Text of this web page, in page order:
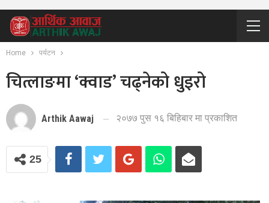
Home पर्यटन
चित्लाङमा ‘क्वाड’ चढ्नेको धुइरो
Arthik Aawaj २०७७ पुस १६ बिहिबार मा प्रकाशित
25